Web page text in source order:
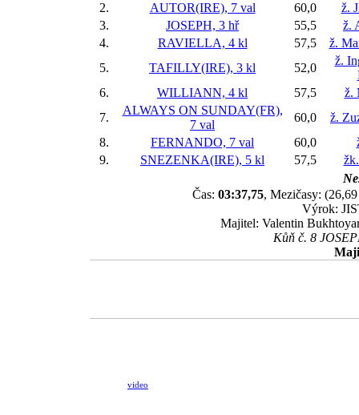
2.
AUTOR(IRE), 7 val 60,0
ž.
3.
JOSEPH, 3 hř 55,5
ž.
4.
RAVIELLA, 4 kl 57,5
ž.
5.
TAFILLY(IRE), 3 kl 52,0
ž.
6.
WILLIANN, 4 kl 57,5
ž.
7.
ALWAYS ON SUNDAY(FR),
7 val
60,0
ž.
8.
FERNANDO, 7 val 60,0
9.
SNEZENKA(IRE), 5 kl 57,5
Čas: 03:37,75, Mezičasy:
Výrok:
Majitel: Valentin
Kůň č. 8
video